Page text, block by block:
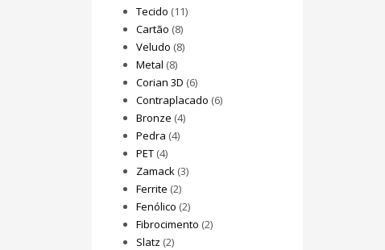
Tecido (11)
Cartão (8)
Veludo (8)
Metal (8)
Corian 3D (6)
Contraplacado (6)
Bronze (4)
Pedra (4)
PET(4)
Zamack(3)
Ferrite (2)
Fenólico (2)
Fibrocimento (2)
Slatz (2)